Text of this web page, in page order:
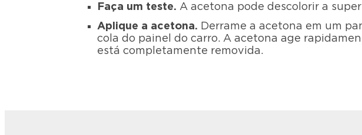
Faça um teste. A acetona pode descolorir a
Aplique a acetona. Derrame a acetona em um
cola do painel do carro. A acetona age
está completamente removida.